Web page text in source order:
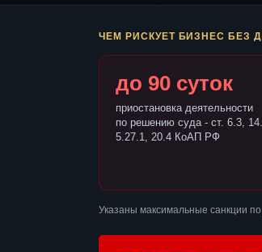
ЧЕМ РИСКУЕТ БИЗНЕС БЕЗ
до 90 суток
приостановка деятельности
по решению суда - ст. 6.3,
5.27.1, 20.4 КоАП РФ
Указаны максимальные санкции